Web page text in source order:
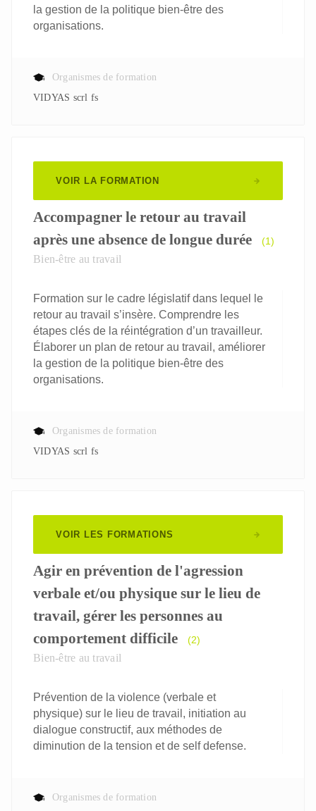
la gestion de la politique bien-être des
organisations.
Organismes de formation
VIDYAS scrl fs
VOIR LA FORMATION
Accompagner le retour au travail
après une absence de longue durée
(1)
Bien-être au travail
Formation sur le cadre législatif dans lequel le
retour au travail s’insère. Comprendre les
étapes clés de la réintégration d’un travailleur.
Élaborer un plan de retour au travail, améliorer
la gestion de la politique bien-être des
organisations.
Organismes de formation
VIDYAS scrl fs
VOIR LES FORMATIONS
Agir en prévention de l'agression
verbale et/ou physique sur le lieu de
travail, gérer les personnes au
comportement difficile
(2)
Bien-être au travail
Prévention de la violence (verbale et
physique) sur le lieu de travail, initiation au
dialogue constructif, aux méthodes de
diminution de la tension et de self defense.
Organismes de formation